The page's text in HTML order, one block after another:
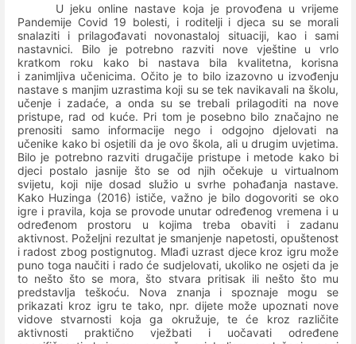
U jeku online nastave koja je provođena u vrijeme
Pandemije Covid 19 bolesti, i roditelji i djeca su se morali
snalaziti i prilagođavati novonastaloj situaciji, kao i sami
nastavnici. Bilo je potrebno razviti nove vještine u vrlo
kratkom roku kako bi nastava bila kvalitetna, korisna
i zanimljiva učenicima. Očito je to bilo izazovno u izvođenju
nastave s manjim uzrastima koji su se tek navikavali na školu,
učenje i zadaće, a onda su se trebali prilagoditi na nove
pristupe, rad od kuće. Pri tom je posebno bilo značajno ne
prenositi samo informacije nego i odgojno djelovati na
učenike kako bi osjetili da je ovo škola, ali u drugim uvjetima.
Bilo je potrebno razviti drugačije pristupe i metode kako bi
djeci postalo jasnije što se od njih očekuje u virtualnom
svijetu, koji nije dosad služio u svrhe pohađanja nastave.
Kako Huzinga (2016) ističe, važno je bilo dogovoriti se oko
igre i pravila, koja se provode unutar određenog vremena i u
određenom prostoru u kojima treba obaviti i zadanu
aktivnost. Poželjni rezultat je smanjenje napetosti, opuštenost
i radost zbog postignutog. Mlađi uzrast djece kroz igru može
puno toga naučiti i rado će sudjelovati, ukoliko ne osjeti da je
to nešto što se mora, što stvara pritisak ili nešto što mu
predstavlja teškoću. Nova znanja i spoznaje mogu se
prikazati kroz igru te tako, npr. dijete može upoznati nove
vidove stvarnosti koja ga okružuje, te će kroz različite
aktivnosti praktično vježbati i uočavati određene